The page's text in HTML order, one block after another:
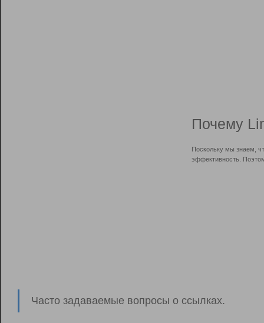
Почему
Поскольку мы знаем,
эффективность.
Часто задаваемые вопросы о ссылках.